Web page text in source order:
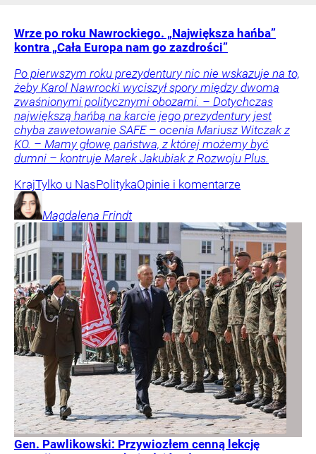
Wrze po roku Nawrockiego. „Największa hańba”
kontra „Cała Europa nam go zazdrości”
Po pierwszym roku prezydentury nic nie wskazuje na to,
żeby Karol Nawrocki wyciszył spory między dwoma
zwaśnionymi politycznymi obozami. – Dotychczas
największą hańbą na karcie jego prezydentury jest
chyba zawetowanie SAFE – ocenia Mariusz Witczak z
KO. – Mamy głowę państwa, z której możemy być
dumni – kontruje Marek Jakubiak z Rozwoju Plus.
KrajTylko u NasPolitykaOpinie i komentarze
Magdalena Frindt
Gen. Pawlikowski: Przywiozłem cenną lekcję